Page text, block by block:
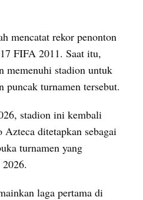
mencatat rekor penonton
FIFA 2011. Saat itu,
memenuhi stadion untuk
puncak turnamen tersebut.
stadion ini kembali
Azteca ditetapkan sebagai
turnamen yang
laga pertama di